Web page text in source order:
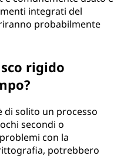
integrati del
probabilmente
rigido
di solito un processo
secondi o
con la
potrebbero